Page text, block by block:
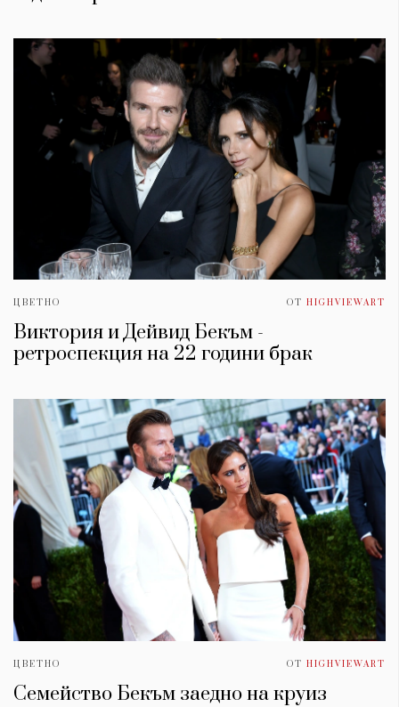
ЦВЕТНО ОТ HIGHVIEWART
Виктория и Дейвид Бекъм -
ретроспекция на 22 години брак
ЦВЕТНО ОТ HIGHVIEWART
Семейство Бекъм заедно на круиз